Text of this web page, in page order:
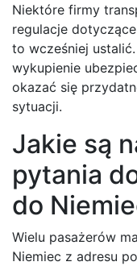
Niektóre firmy
regulacje
to wcześniej
wykupienie
okazać się
sytuacji.
Jakie są
pytania
do
Wielu pasażerów
Niemiec z adresu